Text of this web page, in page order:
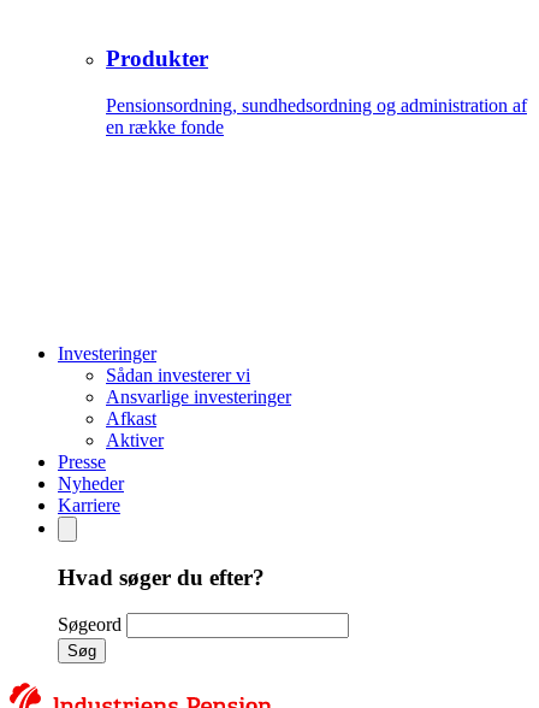
Produkter
Pensionsordning, sundhedsordning og administration af
en række fonde
Investeringer
Sådan investerer vi
Ansvarlige investeringer
Afkast
Aktiver
Presse
Nyheder
Karriere
Hvad søger du efter?
Søgeord
Søg